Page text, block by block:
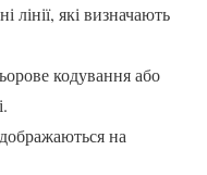
лінії, які визначають
кодування або
на